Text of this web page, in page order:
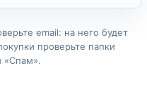
email: на него будет
проверьте папки
«Спам».